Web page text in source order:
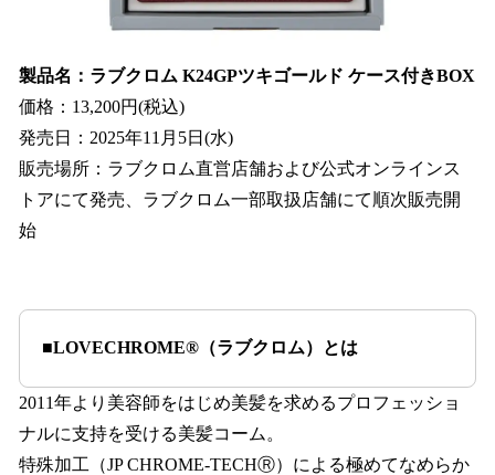
製品名：ラブクロム K24GPツキゴールド ケース付きBOX
価格：13,200円(税込)
発売日：2025年11月5日(水)
販売場所：ラブクロム直営店舗および公式オンラインス
トアにて発売、ラブクロム一部取扱店舗にて順次販売開
始
■LOVECHROME®（ラブクロム）とは
2011年より美容師をはじめ美髪を求めるプロフェッショ
ナルに支持を受ける美髪コーム。
特殊加工（JP CHROME-TECHⓇ）による極めてなめらか